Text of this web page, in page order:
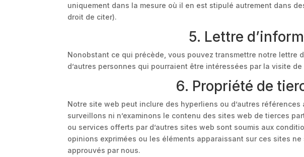
uniquement dans la mesure où il en est stipulé autrement dans
droit de citer).
5. Lettre
Nonobstant ce qui précède, vous pouvez transmettre notre lettre
d’autres personnes qui pourraient être intéressées par la visite
6. Propriété de
Notre site web peut inclure des hyperliens ou d’autres
surveillons ni n’examinons le contenu des sites web de tierces
ou services offerts par d’autres sites web sont soumis aux
opinions exprimées ou les éléments apparaissant sur ces sites
approuvés par nous.